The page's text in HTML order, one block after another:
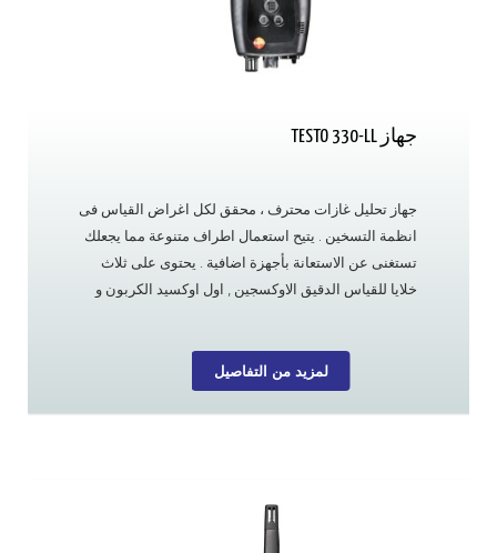
جهاز TESTO 330-LL
جهاز تحليل غازات محترف ، محقق لكل اغراض القياس فى
انظمة التسخين . يتيح استعمال اطراف متنوعة مما يجعلك
تستغنى عن الاستعانة بأجهزة اضافية . يحتوى على ثلاث
خلايا للقياس الدقيق الاوكسجين , اول اوكسيد الكربون و
لمزيد من التفاصيل